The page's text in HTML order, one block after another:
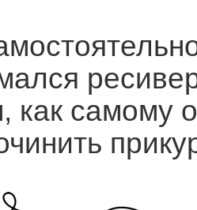
как самому